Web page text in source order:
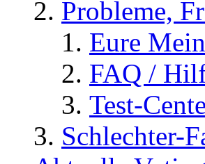
Probleme,
Eure
FAQ /
Test-
Schlechter-